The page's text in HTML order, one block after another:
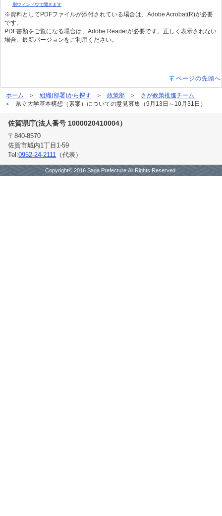
別ウィンドウで開きます
※資料としてPDFファイルが添付されている場合は、Adobe Acrobat(R)が必要
です。
PDF書類をご覧になる場合は、Adobe Readerが必要です。正しく表示されない
場合、最新バージョンをご利用ください。
ページの先頭へ
ホーム 組織(部署)から探す 政策部
さが政策推進チーム
県立大学基本構想（素案）についての意見募集（9月13日～10月31日）
佐賀県庁(法人番号 1000020410004）
〒840-8570
佐賀市城内1丁目1-59
Tel:0952-24-2111 （代表）
Copyright© 2016 Saga Prefecture.All Rights Reserved.